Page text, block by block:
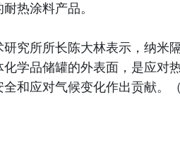
耐热涂料产品。
研究所所长陈大林表示，纳米
化学品储罐的外表面，是应对
和应对气候变化作出贡献。（